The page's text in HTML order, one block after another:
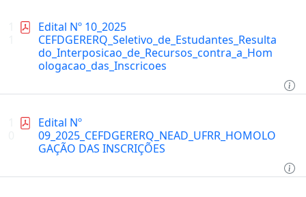
Edital Nº 10_2025
CEFDGERERQ_Seletivo_de_Estudantes_Resulta
do_Interposicao_de_Recursos_contra_a_Hom
ologacao_das_Inscricoes
Edital Nº
09_2025_CEFDGERERQ_NEAD_UFRR_HOMOLO
GAÇÃO DAS INSCRIÇÕES